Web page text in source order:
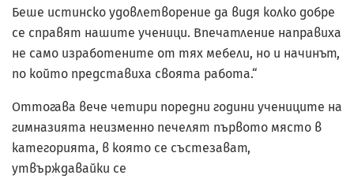
Беше истинско удовлетворение да видя колко добре
се справят нашите ученици. Впечатление направиха
не само изработените от тях мебели, но и начинът,
по който представиха своята работа.“
Оттогава вече четири поредни години учениците на
гимназията неизменно печелят първото място в
категорията, в която се състезават,
утвърждавайки се